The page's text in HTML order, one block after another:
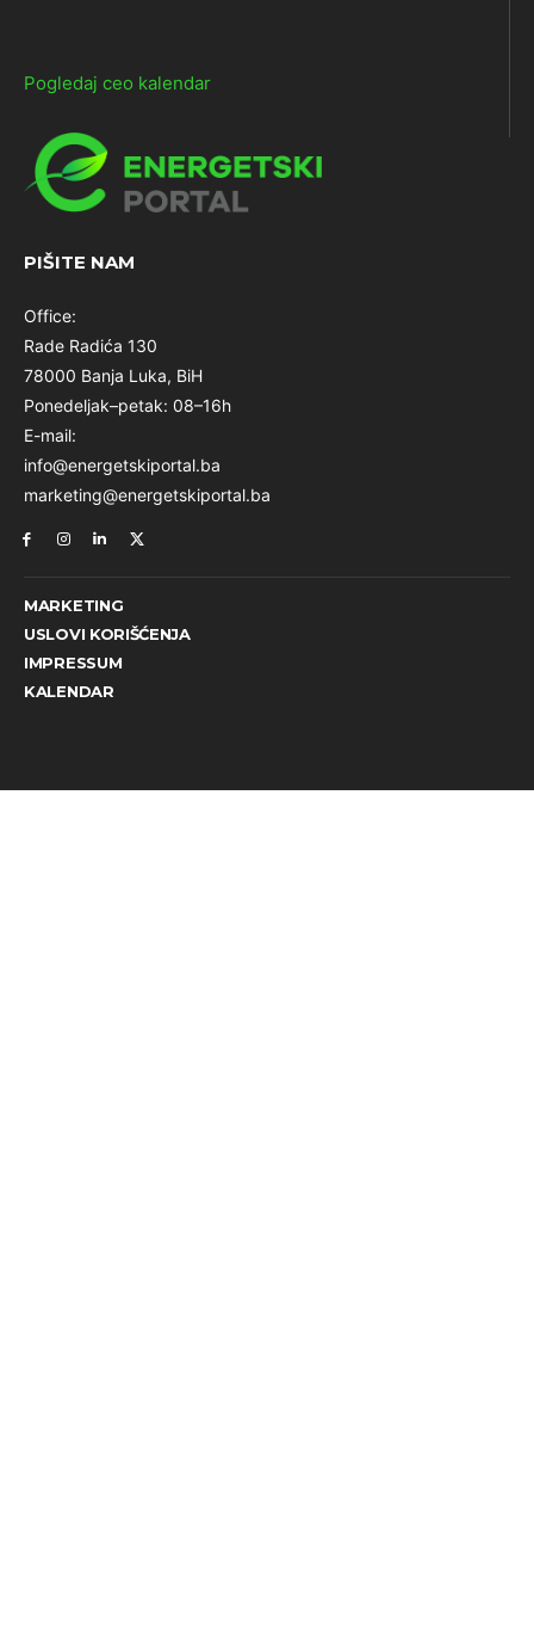
Pogledaj ceo kalendar
PIŠITE NAM
Office:
Rade Radića 130
78000 Banja Luka, BiH
Ponedeljak–petak: 08–16h
E-mail:
info@energetskiportal.ba
marketing@energetskiportal.ba
MARKETING
USLOVI KORIŠĆENJA
IMPRESSUM
KALENDAR